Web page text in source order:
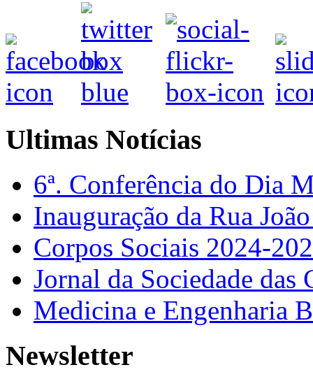
Ultimas Notícias
6ª. Conferência do Dia
Inauguração da Rua
Corpos Sociais 2024-
Jornal da Sociedade
Medicina e Engenharia
Newsletter